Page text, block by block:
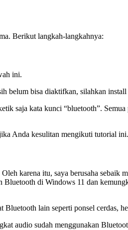
Berikut langkah-langkahnya:
ini.
belum bisa diaktifkan, silahkan
saja kata kunci “bluetooth”.
Anda kesulitan mengikuti tutorial ini.
karena itu, saya berusaha sebaik
Bluetooth di Windows 11 dan
lain seperti ponsel cerdas,
audio sudah menggunakan